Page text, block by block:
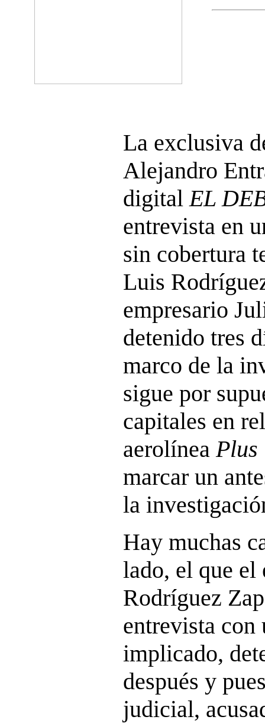
La exclusiva
Alejandro
digitalEL
entrevista en
sin cobertura
Luis
empresario
detenido tres
marco de la
sigue por
capitales en
aerolínea
marcar un
la
Hay muchas
lado, el que el
Rodríguez
entrevista con
implicado,
después y
judicial,